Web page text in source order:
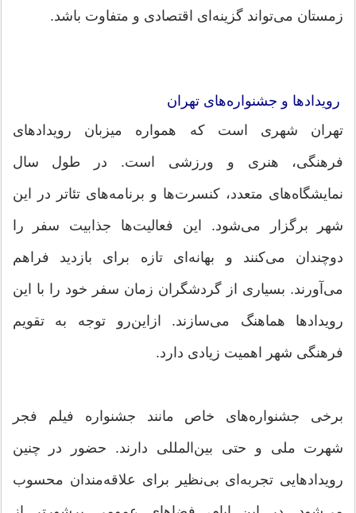
زمستان می‌تواند گزینه‌ای اقتصادی و متفاوت باشد.
رویدادها و جشنواره‌های تهران
تهران شهری است که همواره میزبان رویدادهای
فرهنگی، هنری و ورزشی است. در طول سال
نمایشگاه‌های متعدد، کنسرت‌ها و برنامه‌های تئاتر در این
شهر برگزار می‌شود. این فعالیت‌ها جذابیت سفر را
دوچندان می‌کنند و بهانه‌ای تازه برای بازدید فراهم
می‌آورند. بسیاری از گردشگران زمان سفر خود را با این
رویدادها هماهنگ می‌سازند. ازاین‌رو توجه به تقویم
فرهنگی شهر اهمیت زیادی دارد.
برخی جشنواره‌های خاص مانند جشنواره فیلم فجر
شهرت ملی و حتی بین‌المللی دارند. حضور در چنین
رویدادهایی تجربه‌ای بی‌نظیر برای علاقه‌مندان محسوب